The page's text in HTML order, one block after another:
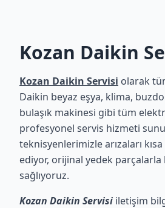
Kozan Daikin
Kozan Daikin Servisi olarak
Daikin beyaz eşya, klima,
bulaşık makinesi gibi tüm
profesyonel servis hizmeti
teknisyenlerimizle arızaları
ediyor, orijinal yedek parçalarla
sağlıyoruz.
Kozan Daikin Servisi iletişim